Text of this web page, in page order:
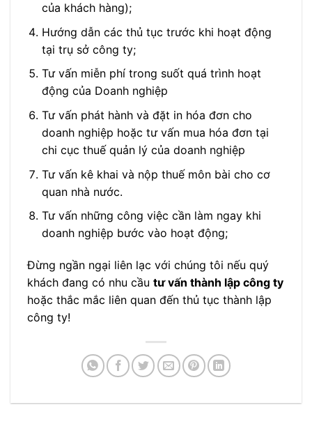
của khách hàng);
Hướng dẫn các thủ tục trước khi hoạt động
tại trụ sở công ty;
Tư vấn miễn phí trong suốt quá trình hoạt
động của Doanh nghiệp
Tư vấn phát hành và đặt in hóa đơn cho
doanh nghiệp hoặc tư vấn mua hóa đơn tại
chi cục thuế quản lý của doanh nghiệp
Tư vấn kê khai và nộp thuế môn bài cho cơ
quan nhà nước.
Tư vấn những công việc cần làm ngay khi
doanh nghiệp bước vào hoạt động;
Đừng ngần ngại liên lạc với chúng tôi nếu quý
khách đang có nhu cầu tư vấn thành lập công ty
hoặc thắc mắc liên quan đến thủ tục thành lập
công ty!